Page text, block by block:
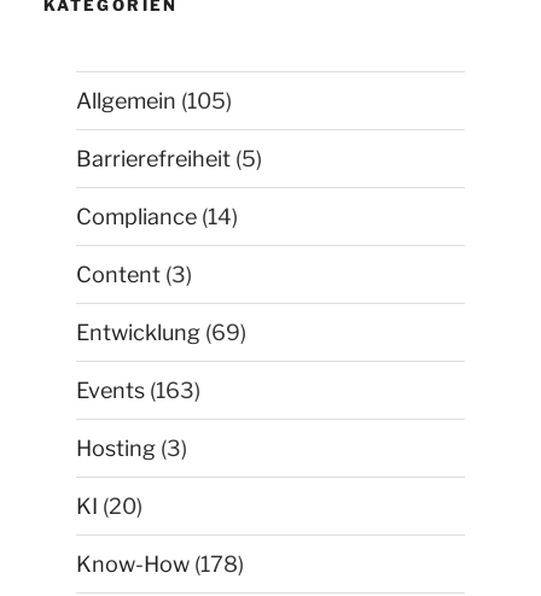
KATEGORIEN
Allgemein (105)
Barrierefreiheit (5)
Compliance (14)
Content (3)
Entwicklung (69)
Events (163)
Hosting (3)
KI (20)
Know-How (178)